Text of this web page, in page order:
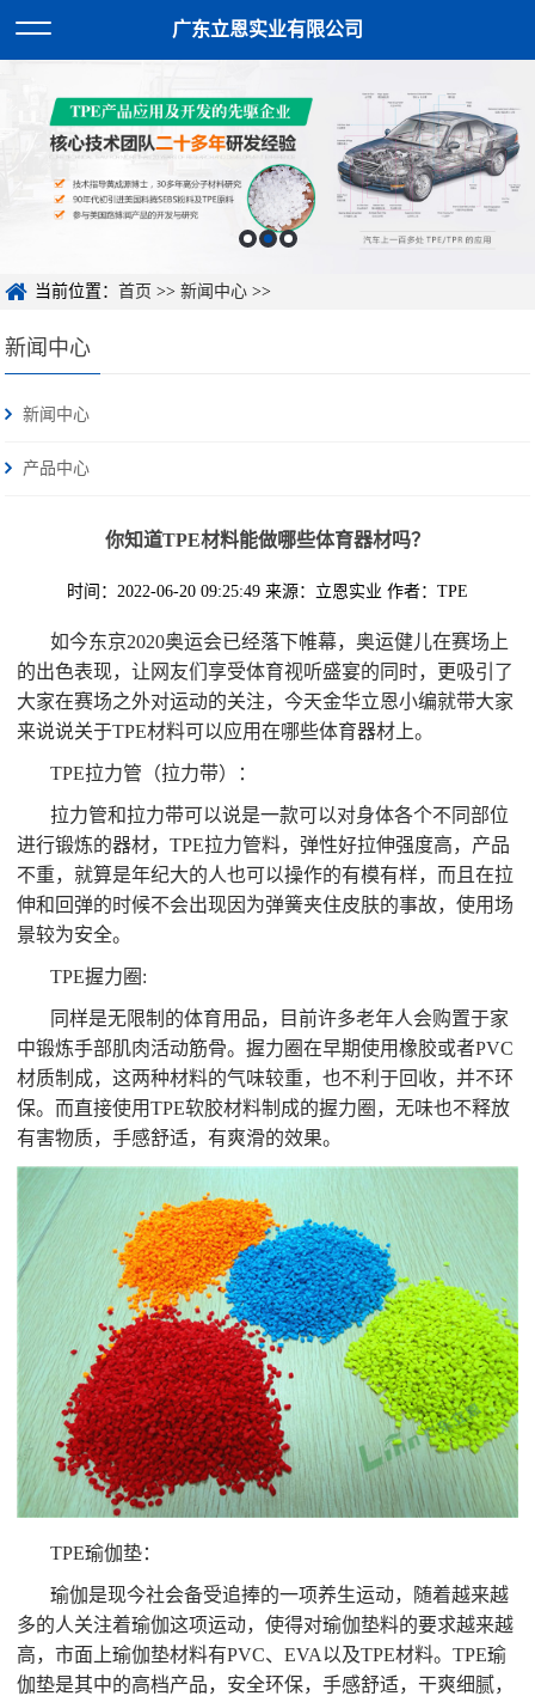
广东立恩实业有限公司
当前位置：首页 >>新闻中心 >>
新闻中心
新闻中心
产品中心
你知道TPE材料能做哪些体育器材吗？
时间：2022-06-20 09:25:49 来源：立恩实业 作者：TPE
如今东京2020奥运会已经落下帷幕，奥运健儿在赛场上
的出色表现，让网友们享受体育视听盛宴的同时，更吸引了
大家在赛场之外对运动的关注，今天金华立恩小编就带大家
来说说关于TPE材料可以应用在哪些体育器材上。
TPE拉力管（拉力带）：
拉力管和拉力带可以说是一款可以对身体各个不同部位
进行锻炼的器材，TPE拉力管料，弹性好拉伸强度高，产品
不重，就算是年纪大的人也可以操作的有模有样，而且在拉
伸和回弹的时候不会出现因为弹簧夹住皮肤的事故，使用场
景较为安全。
TPE握力圈:
同样是无限制的体育用品，目前许多老年人会购置于家
中锻炼手部肌肉活动筋骨。握力圈在早期使用橡胶或者PVC
材质制成，这两种材料的气味较重，也不利于回收，并不环
保。而直接使用TPE软胶材料制成的握力圈，无味也不释放
有害物质，手感舒适，有爽滑的效果。
TPE瑜伽垫：
瑜伽是现今社会备受追捧的一项养生运动，随着越来越
多的人关注着瑜伽这项运动，使得对瑜伽垫料的要求越来越
高，市面上瑜伽垫材料有PVC、EVA以及TPE材料。TPE瑜
伽垫是其中的高档产品，安全环保，手感舒适，干爽细腻，